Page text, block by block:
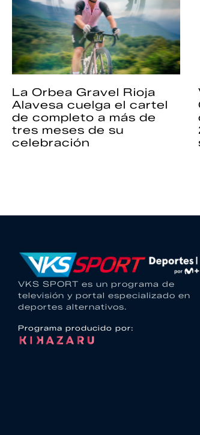
La Orbea Gravel Rioja
Alavesa cuelga el cartel
de completo a más de
tres meses de su
celebración
VKS SPORT es un programa de
televisión y portal especializado en
deportes alternativos.
Programa producido por: